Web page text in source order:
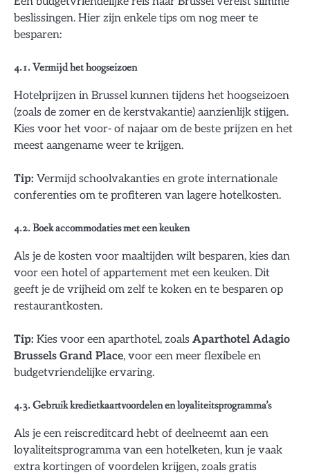
beslissingen. Hier zijn enkele tips om nog meer te
besparen:
4.1. Vermijd het hoogseizoen
Hotelprijzen in Brussel kunnen tijdens het hoogseizoen
(zoals de zomer en de kerstvakantie) aanzienlijk stijgen.
Kies voor het voor- of najaar om de beste prijzen en het
meest aangename weer te krijgen.
Tip: Vermijd schoolvakanties en grote internationale
conferenties om te profiteren van lagere hotelkosten.
4.2. Boek accommodaties met een keuken
Als je de kosten voor maaltijden wilt besparen, kies dan
voor een hotel of appartement met een keuken. Dit
geeft je de vrijheid om zelf te koken en te besparen op
restaurantkosten.
Tip: Kies voor een aparthotel, zoals Aparthotel Adagio
Brussels Grand Place, voor een meer flexibele en
budgetvriendelijke ervaring.
4.3. Gebruik kredietkaartvoordelen en loyaliteitsprogramma’s
Als je een reiscreditcard hebt of deelneemt aan een
loyaliteitsprogramma van een hotelketen, kun je vaak
extra kortingen of voordelen krijgen, zoals gratis